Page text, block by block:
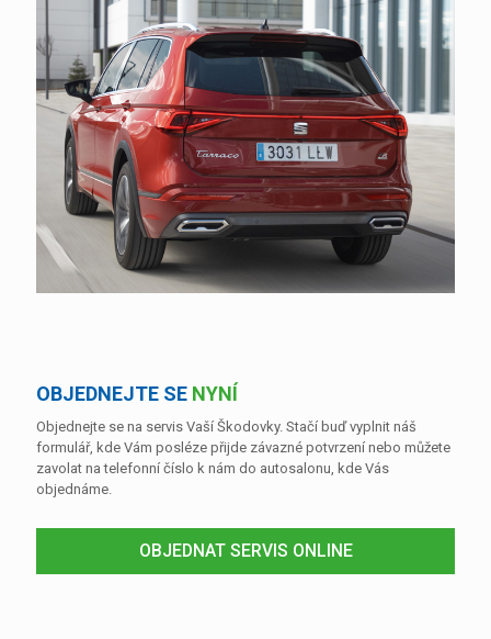
OBJEDNEJTE SE NYNÍ
Objednejte se na servis Vaší Škodovky. Stačí buď vyplnit náš
formulář, kde Vám posléze přijde závazné potvrzení nebo můžete
zavolat na telefonní číslo k nám do autosalonu, kde Vás
objednáme.
OBJEDNAT SERVIS ONLINE